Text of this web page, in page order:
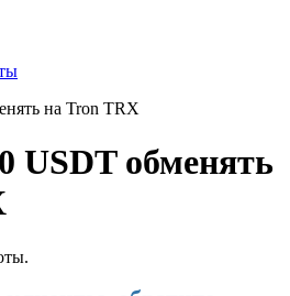
на Tron TRX
USDT обменять